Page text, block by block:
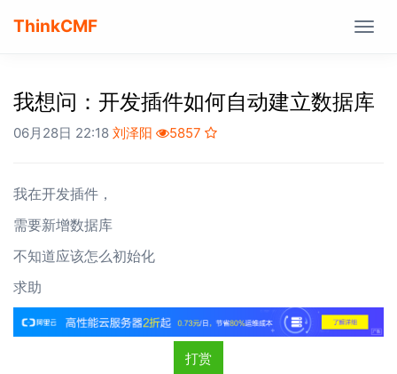
ThinkCMF
我想问：开发插件如何自动建立数据库
06月28日 22:18 刘泽阳 5857
我在开发插件，
需要新增数据库
不知道应该怎么初始化
求助
打赏